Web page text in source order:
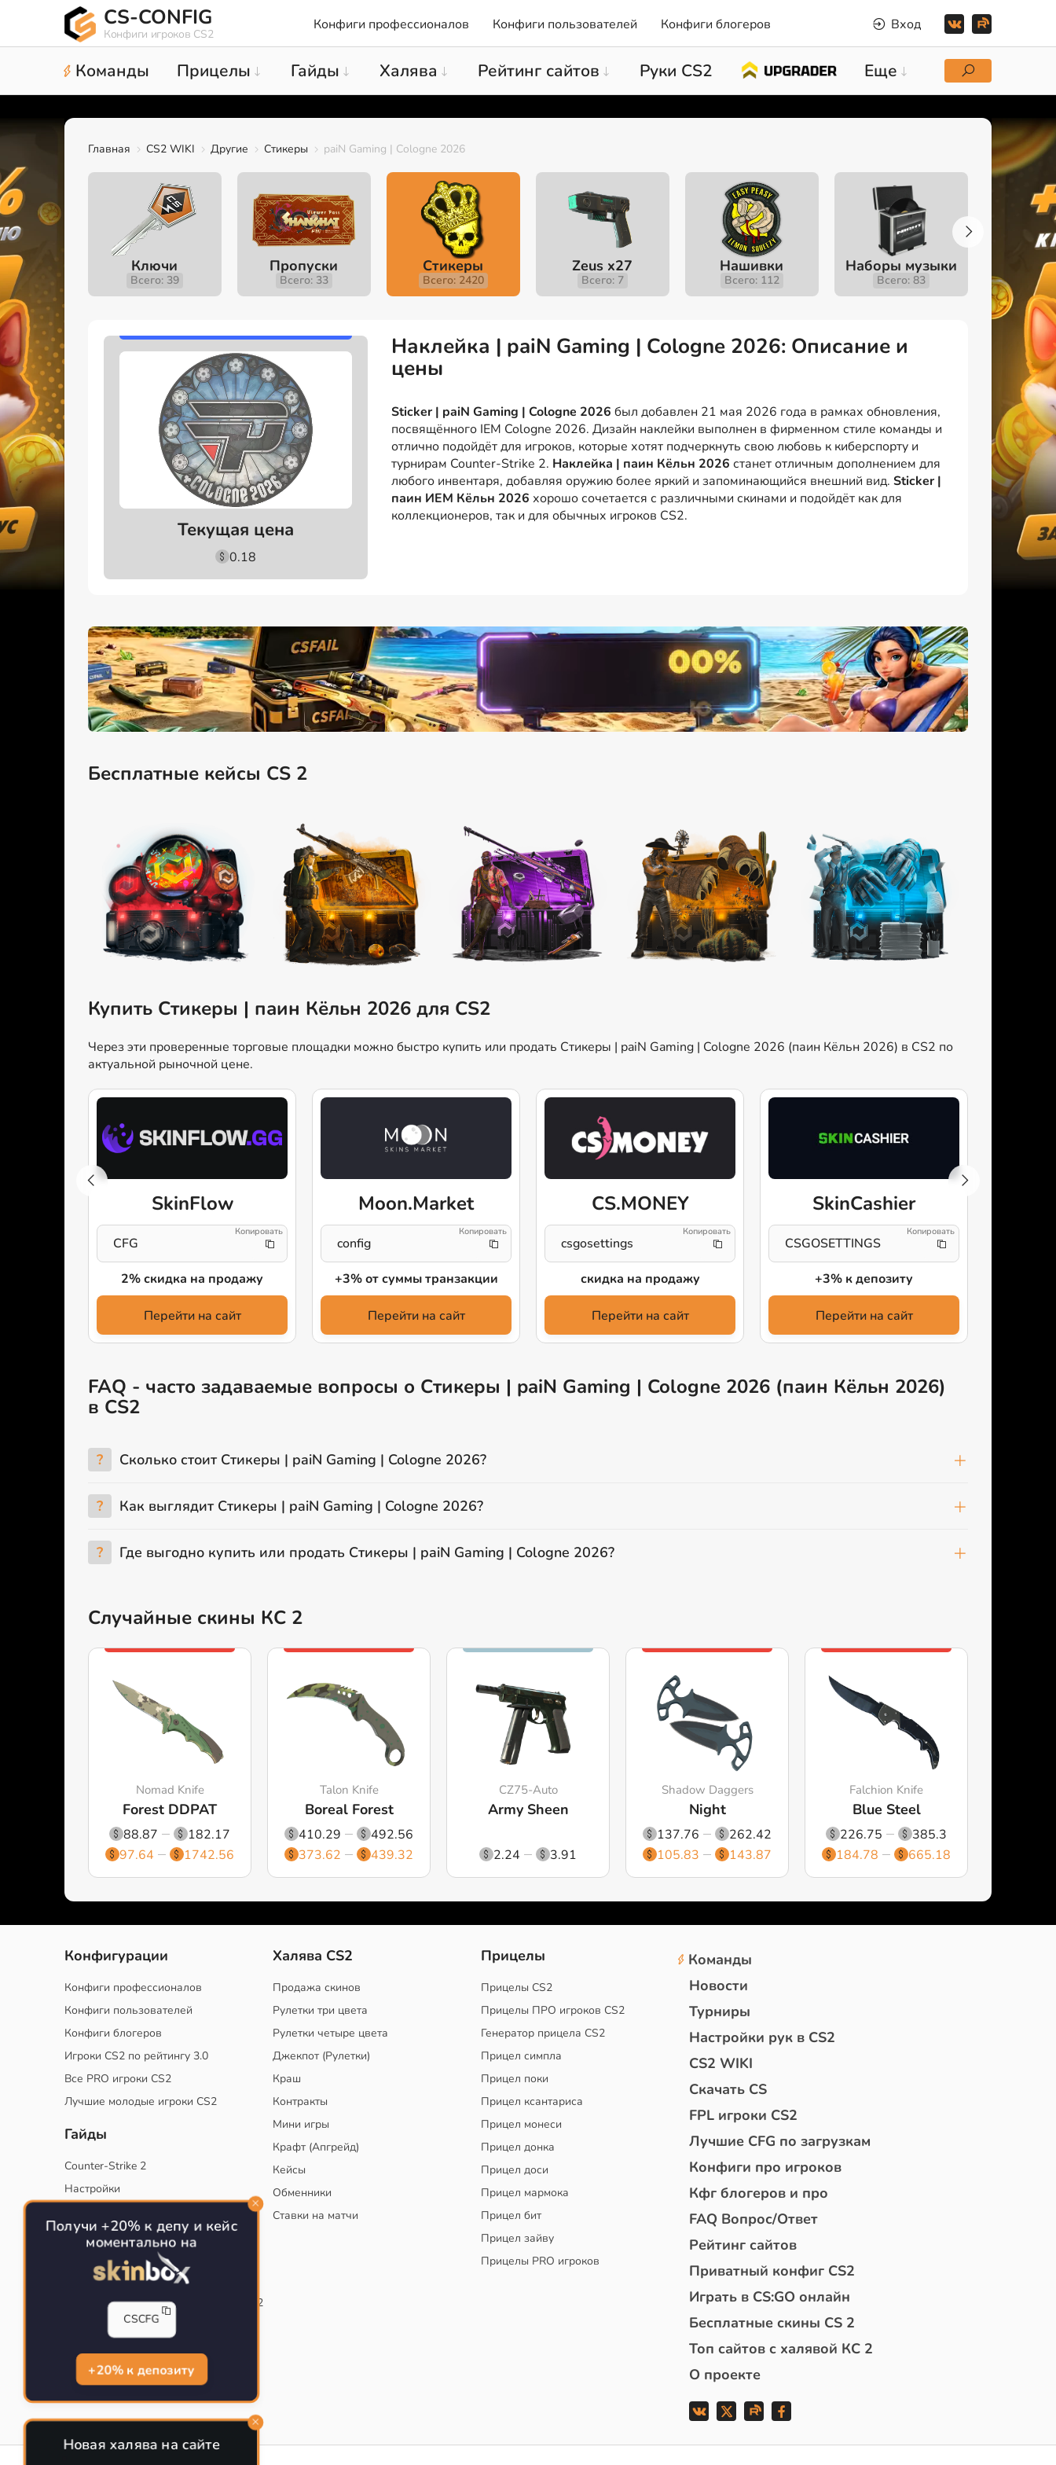
CS-CONFIG
Конфиги игроков CS2
Конфиги профессионалов Конфиги пользователей Конфиги блогеров Вход
Команды Прицелы Гайды Халява Рейтинг сайтов Руки CS2 Еще
Главная CS2 WIKI Другие Стикеры paiN Gaming | Cologne 2026
Ключи
Всего: 39
Пропуски
Всего: 33
Стикеры
Всего: 2420
Zeus x27
Всего: 7
Нашивки
Всего: 112
Наборы музыки
Всего: 83
Текущая цена
0.18
Наклейка | paiN Gaming | Cologne 2026: Описание и
цены
Sticker | paiN Gaming | Cologne 2026 был добавлен 21 мая 2026 года в рамках обновления,
посвящённого IEM Cologne 2026. Дизайн наклейки выполнен в фирменном стиле команды и
отлично подойдёт для игроков, которые хотят подчеркнуть свою любовь к киберспорту и
турнирам Counter-Strike 2. Наклейка | паин Кёльн 2026 станет отличным дополнением для
любого инвентаря, добавляя оружию более яркий и запоминающийся внешний вид. Sticker |
паин ИЕМ Кёльн 2026 хорошо сочетается с различными скинами и подойдёт как для
коллекционеров, так и для обычных игроков CS2.
Бесплатные кейсы CS 2
Купить Стикеры | паин Кёльн 2026 для CS2
Через эти проверенные торговые площадки можно быстро купить или продать Стикеры | paiN Gaming | Cologne 2026 (паин Кёльн 2026) в CS2 по
актуальной рыночной цене.
SkinFlow
CFG
2% скидка на продажу
Перейти на сайт
Moon.Market
config
+3% от суммы транзакции
Перейти на сайт
CS.MONEY
csgosettings
скидка на продажу
Перейти на сайт
SkinCashier
CSGOSETTINGS
+3% к депозиту
Перейти на сайт
FAQ - часто задаваемые вопросы о Стикеры | paiN Gaming | Cologne 2026 (паин Кёльн 2026)
в CS2
? Сколько стоит Стикеры | paiN Gaming | Cologne 2026?
? Как выглядит Стикеры | paiN Gaming | Cologne 2026?
? Где выгодно купить или продать Стикеры | paiN Gaming | Cologne 2026?
Случайные скины КС 2
Nomad Knife
Forest DDPAT
88.87
182.17
97.64
1742.56
Talon Knife
Boreal Forest
410.29
492.56
373.62
439.32
CZ75-Auto
Army Sheen
2.24 3.91
Shadow Daggers
Night
137.76
262.42
105.83
143.87
Falchion Knife
Blue Steel
226.75
385.3
184.78
665.18
Конфигурации
Конфиги профессионалов
Конфиги пользователей
Конфиги блогеров
Игроки CS2 по рейтингу 3.0
Все PRO игроки CS2
Лучшие молодые игроки CS2
Гайды
Counter-Strike 2
Настройки
Тактики
Конфиг для тренировок в CS
Как сохранить свой конфиг CS
Инста смоки на карте de_mirage в CS2
Рабочий бинд на Jumpthrow
Халява CS2
Продажа скинов
Рулетки три цвета
Рулетки четыре цвета
Джекпот (Рулетки)
Краш
Контракты
Мини игры
Крафт (Апгрейд)
Кейсы
Обменники
Ставки на матчи
Прицелы
Прицелы CS2
Прицелы ПРО игроков CS2
Генератор прицела CS2
Прицел симпла
Прицел поки
Прицел ксантариса
Прицел монеси
Прицел донка
Прицел доси
Прицел мармока
Прицел бит
Прицел зайву
Прицелы PRO игроков
Команды
Новости
Турниры
Настройки рук в CS2
CS2 WIKI
Скачать CS
FPL игроки CS2
Лучшие CFG по загрузкам
Конфиги про игроков
Кфг блогеров и про
FAQ Вопрос/Ответ
Рейтинг сайтов
Приватный конфиг CS2
Играть в CS:GO онлайн
Бесплатные скины CS 2
Топ сайтов с халявой КС 2
О проекте
Получи +20% к депу и кейс
моментально на
CSCFG
+20% к депозиту
Новая халява на сайте